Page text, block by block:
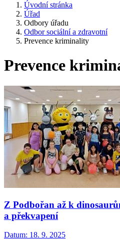
Úvodní stránka
Úřad
Odbory úřadu
Odbor sociální a zdravotní
Prevence kriminality
Prevence
Z Podbořan až k
a překvapení
Datum: 18. 9. 2025